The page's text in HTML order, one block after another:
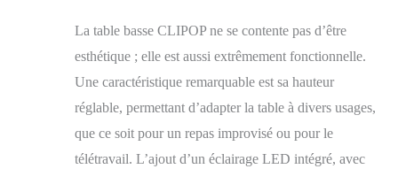
basse LED avec
plateau relevable
dispose de 2 prises
standard et de 2 ports
USB, offrant un
pratique pour votre
téléphone, écouteurs,
La table basse CLIPOP ne se contente pas d’être
esthétique ; elle est aussi extrêmement fonctionnelle.
Une caractéristique remarquable est sa hauteur
réglable, permettant d’adapter la table à divers usages,
que ce soit pour un repas improvisé ou pour le
télétravail. L’ajout d’un éclairage LED intégré, avec